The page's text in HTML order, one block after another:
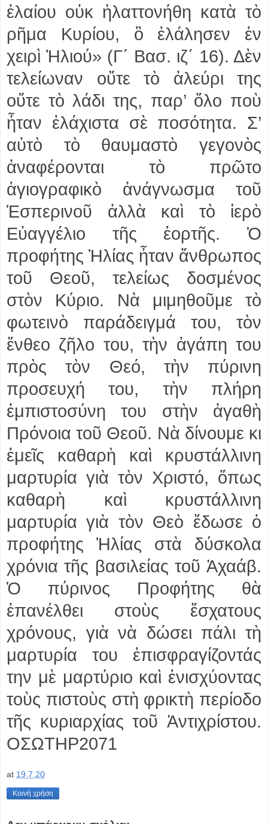
ἐλαίου οὐκ ἠλαττονήθη κατὰ τὸ
ρῆμα Κυρίου, ὃ ἐλάλησεν ἐν
χειρὶ Ἠλιού» (Γ΄ Βασ. ιζ΄ 16). Δὲν
τελείωναν οὔτε τὸ ἀλεύρι της
οὔτε τὸ λάδι της, παρ’ ὅλο ποὺ
ἦταν ἐλάχιστα σὲ ποσότητα. Σ’
αὐτὸ τὸ θαυμαστὸ γεγονὸς
ἀναφέρονται τὸ πρῶτο
ἁγιογραφικὸ ἀνάγνωσμα τοῦ
Ἑσπερινοῦ ἀλλὰ καὶ τὸ ἱερὸ
Εὐαγγέλιο τῆς ἑορτῆς. Ὁ
προφήτης Ἠλίας ἦταν ἄνθρωπος
τοῦ Θεοῦ, τελείως δοσμένος
στὸν Κύριο. Νὰ μιμηθοῦμε τὸ
φωτεινὸ παράδειγμά του, τὸν
ἔνθεο ζῆλο του, τὴν ἀγάπη του
πρὸς τὸν Θεό, τὴν πύρινη
προσευχή του, τὴν πλήρη
ἐμπιστοσύνη του στὴν ἀγαθὴ
Πρόνοια τοῦ Θεοῦ. Νὰ δίνουμε κι
ἐμεῖς καθαρὴ καὶ κρυστάλλινη
μαρτυρία γιὰ τὸν Χριστό, ὅπως
καθαρὴ καὶ κρυστάλλινη
μαρτυρία γιὰ τὸν Θεὸ ἔδωσε ὁ
προφήτης Ἠλίας στὰ δύσκολα
χρόνια τῆς βασιλείας τοῦ Ἀχαάβ.
Ὁ πύρινος Προφήτης θὰ
ἐπανέλθει στοὺς ἔσχατους
χρόνους, γιὰ νὰ δώσει πάλι τὴ
μαρτυρία του ἐπισφραγίζοντάς
την μὲ μαρτύριο καὶ ἐνισχύοντας
τοὺς πιστοὺς στὴ φρικτὴ περίοδο
τῆς κυριαρχίας τοῦ Ἀντιχρίστου.
ΟΣΩΤΗΡ2071
at 19.7.20
Κοινή χρήση